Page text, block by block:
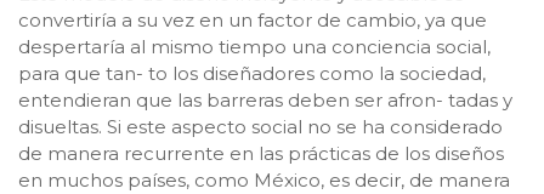
convertiría a su vez en un factor de cambio, ya que
despertaría al mismo tiempo una conciencia social,
para que tan- to los diseñadores como la sociedad,
entendieran que las barreras deben ser afron- tadas y
disueltas. Si este aspecto social no se ha considerado
de manera recurrente en las prácticas de los diseños
en muchos países, como México, es decir, de manera